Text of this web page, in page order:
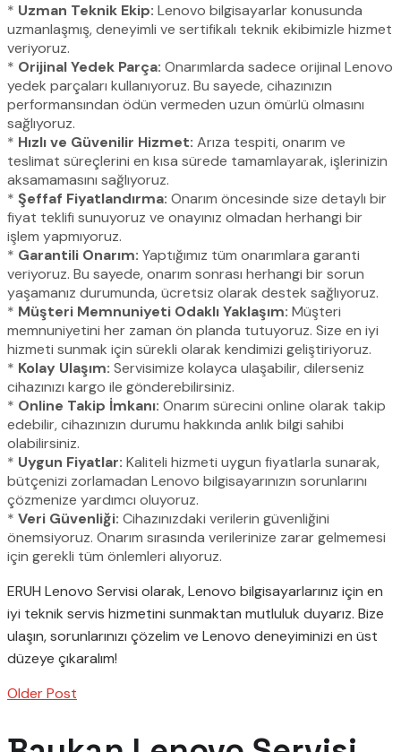
* Uzman Teknik Ekip: Lenovo bilgisayarlar konusunda
uzmanlaşmış, deneyimli ve sertifikalı teknik ekibimizle hizmet
veriyoruz.
* Orijinal Yedek Parça: Onarımlarda sadece orijinal Lenovo
yedek parçaları kullanıyoruz. Bu sayede, cihazınızın
performansından ödün vermeden uzun ömürlü olmasını
sağlıyoruz.
* Hızlı ve Güvenilir Hizmet: Arıza tespiti, onarım ve
teslimat süreçlerini en kısa sürede tamamlayarak, işlerinizin
aksamamasını sağlıyoruz.
* Şeffaf Fiyatlandırma: Onarım öncesinde size detaylı bir
fiyat teklifi sunuyoruz ve onayınız olmadan herhangi bir
işlem yapmıyoruz.
* Garantili Onarım: Yaptığımız tüm onarımlara garanti
veriyoruz. Bu sayede, onarım sonrası herhangi bir sorun
yaşamanız durumunda, ücretsiz olarak destek sağlıyoruz.
* Müşteri Memnuniyeti Odaklı Yaklaşım: Müşteri
memnuniyetini her zaman ön planda tutuyoruz. Size en iyi
hizmeti sunmak için sürekli olarak kendimizi geliştiriyoruz.
* Kolay Ulaşım: Servisimize kolayca ulaşabilir, dilerseniz
cihazınızı kargo ile gönderebilirsiniz.
* Online Takip İmkanı: Onarım sürecini online olarak takip
edebilir, cihazınızın durumu hakkında anlık bilgi sahibi
olabilirsiniz.
* Uygun Fiyatlar: Kaliteli hizmeti uygun fiyatlarla sunarak,
bütçenizi zorlamadan Lenovo bilgisayarınızın sorunlarını
çözmenize yardımcı oluyoruz.
* Veri Güvenliği: Cihazınızdaki verilerin güvenliğini
önemsiyoruz. Onarım sırasında verilerinize zarar gelmemesi
için gerekli tüm önlemleri alıyoruz.
ERUH Lenovo Servisi olarak, Lenovo bilgisayarlarınız için en
iyi teknik servis hizmetini sunmaktan mutluluk duyarız. Bize
ulaşın, sorunlarınızı çözelim ve Lenovo deneyiminizi en üst
düzeye çıkaralım!
Older Post